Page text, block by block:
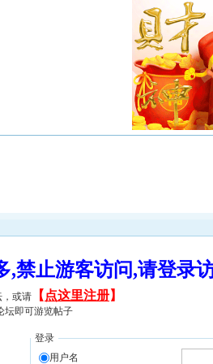
,禁止游客访问,请登
，或请 【 点这里注册】
坛即可游览帖子
登录
用户名